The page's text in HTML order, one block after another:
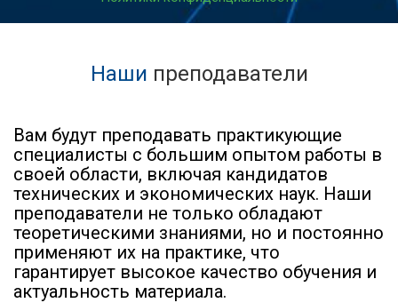
Наши преподаватели
Вам будут преподавать практикующие
специалисты с большим опытом работы в
своей области, включая кандидатов
технических и экономических наук. Наши
преподаватели не только обладают
теоретическими знаниями, но и постоянно
применяют их на практике, что
гарантирует высокое качество обучения и
актуальность материала.